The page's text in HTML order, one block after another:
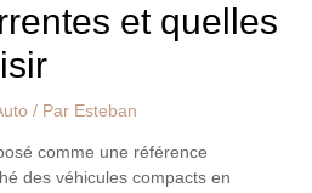
et quelles
/ Par Esteban
comme une référence
des véhicules compacts en